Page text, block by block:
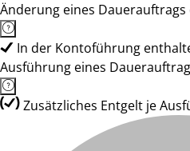
Änderung eines Dauerauftrags
In der Kontoführung
Ausführung eines
Zusätzliches Entgelt je